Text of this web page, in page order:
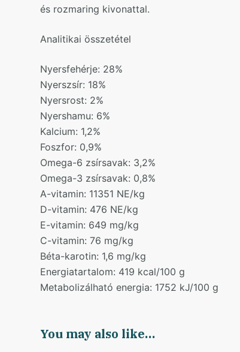
és rozmaring kivonattal.
Analitikai összetétel
Nyersfehérje: 28%
Nyerszsír: 18%
Nyersrost: 2%
Nyershamu: 6%
Kalcium: 1,2%
Foszfor: 0,9%
Omega-6 zsírsavak: 3,2%
Omega-3 zsírsavak: 0,8%
A-vitamin: 11351 NE/kg
D-vitamin: 476 NE/kg
E-vitamin: 649 mg/kg
C-vitamin: 76 mg/kg
Béta-karotin: 1,6 mg/kg
Energiatartalom: 419 kcal/100 g
Metabolizálható energia: 1752 kJ/100 g
You may also like…